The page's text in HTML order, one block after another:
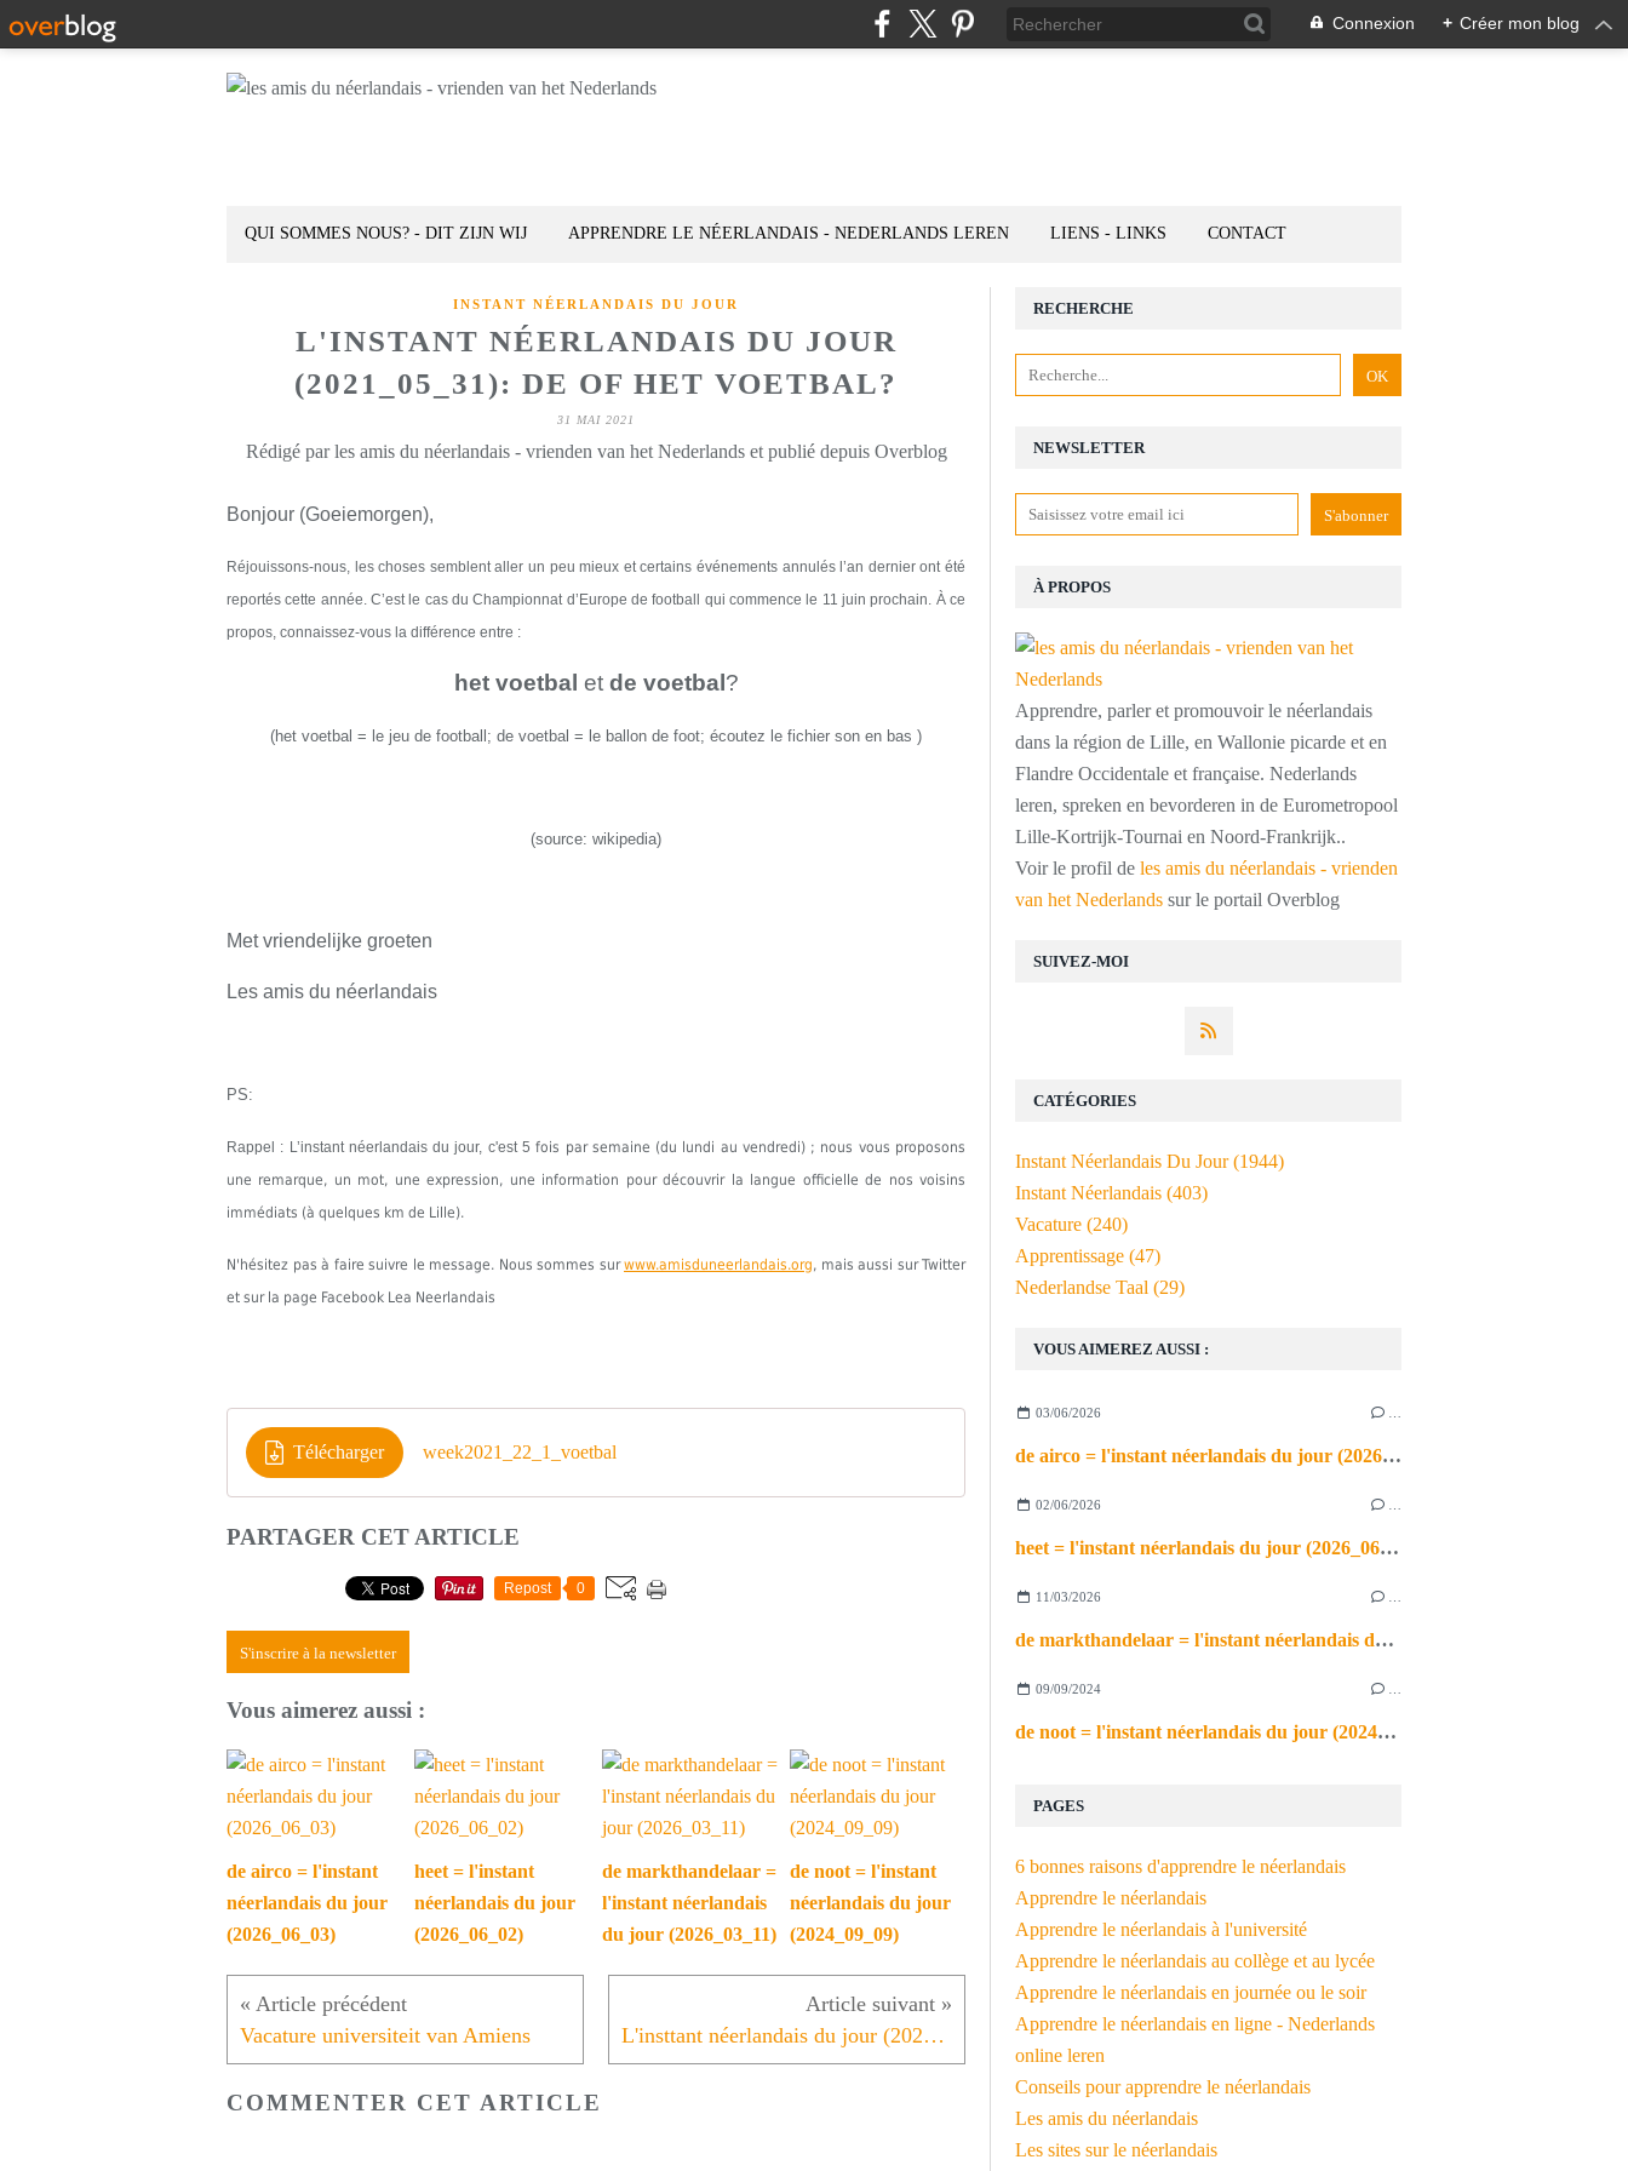
Connexion + Créer mon blog
QUI SOMMES NOUS? - DIT ZIJN WIJ APPRENDRE LE NÉERLANDAIS - NEDERLANDS LEREN LIENS - LINKS CONTACT
INSTANT NÉERLANDAIS DU JOUR
L'INSTANT NÉERLANDAIS DU JOUR
(2021_05_31): DE OF HET VOETBAL?
31 MAI 2021
Rédigé par les amis du néerlandais - vrienden van het Nederlands et publié depuis Overblog
Bonjour (Goeiemorgen),
Réjouissons-nous, l es choses semblent aller un peu mieux et certains événements annulés l’an dernier ont été
reportés cette année.C’est le cas du Championnat d’Europe de football qui commence le 11 juin prochain. À ce
propos, connaissez-vous la différence entre :
het voetbal etde voetbal ?
(het voetbal = le jeu de football; de voetbal = le ballon de foot; écoutez le fichier son en bas )
(source: wikipedia)
Met vriendelijke groeten
Les amis du néerlandais
PS:
Rappel : L’instant néerlandais du jour, c'est 5 fois par semaine (du lundi au vendredi) ; nous vous proposons
une remarque, un mot, une expression, une information pour découvrir la langue officielle de nos voisins
immédiats (à quelques km de Lille).
N'hésitez pas à faire suivre le message. Nous sommes surwww.amisduneerlandais.org, mais aussi sur Twitter
et sur la page Facebook Lea Neerlandais
Télécharger week2021_22_1_voetbal
PARTAGER CET ARTICLE
Repost 0
S'inscrire à la newsletter
Vous aimerez aussi :
de airco = l'instant
néerlandais du jour
(2026_06_03)
heet = l'instant
néerlandais du jour
(2026_06_02)
de markthandelaar =
l'instant néerlandais
du jour (2026_03_11)
de noot = l'instant
néerlandais du jour
(2024_09_09)
Vacature universiteit van Amiens L'insttant néerlandais du jour (2021_06_01): wedstrijd
COMMENTER CET ARTICLE
NEWSLETTER
SUIVEZ-MOI
RECHERCHE
À PROPOS
Apprendre, parler et promouvoir le néerlandais
dans la région de Lille, en Wallonie picarde et en
Flandre Occidentale et française. Nederlands
leren, spreken en bevorderen in de Eurometropool
Lille-Kortrijk-Tournai en Noord-Frankrijk..
Voir le profil de les amis du néerlandais - vrienden
van het Nederlands sur le portail Overblog
VOUS AIMEREZ AUSSI :
03/06/2026
de airco = l'instant néerlandais du jour (2026_06_03)
02/06/2026
heet = l'instant néerlandais du jour (2026_06_02)
11/03/2026
de markthandelaar = l'instant néerlandais du jour (2026_03_11)
09/09/2024
de noot = l'instant néerlandais du jour (2024_09_09)
PAGES
6 bonnes raisons d'apprendre le néerlandais
Apprendre le néerlandais
Apprendre le néerlandais à l'université
Apprendre le néerlandais au collège et au lycée
Apprendre le néerlandais en journée ou le soir
Apprendre le néerlandais en ligne - Nederlands
online leren
Conseils pour apprendre le néerlandais
Les amis du néerlandais
Les sites sur le néerlandais
CATÉGORIES
Instant Néerlandais Du Jour(1944)
Instant Néerlandais (403)
Vacature (240)
Apprentissage (47)
Nederlandse Taal (29)